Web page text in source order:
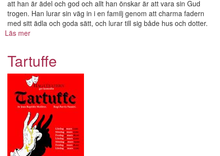
att han är ädel och god och allt han önskar är att vara sin Gud
trogen. Han lurar sin väg in i en familj genom att charma fadern
med sitt ädla och goda sätt, och lurar till sig både hus och dotter.
Läs mer
Tartuffe